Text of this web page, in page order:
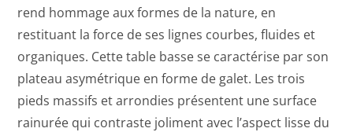
rend hommage aux formes de la nature, en
restituant la force de ses lignes courbes, fluides et
organiques. Cette table basse se caractérise par son
plateau asymétrique en forme de galet. Les trois
pieds massifs et arrondies présentent une surface
rainurée qui contraste joliment avec l’aspect lisse du